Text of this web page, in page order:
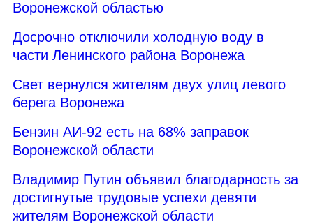
Воронежской областью
Досрочно отключили холодную воду в
части Ленинского района Воронежа
Свет вернулся жителям двух улиц левого
берега Воронежа
Бензин АИ-92 есть на 68% заправок
Воронежской области
Владимир Путин объявил благодарность за
достигнутые трудовые успехи девяти
жителям Воронежской области